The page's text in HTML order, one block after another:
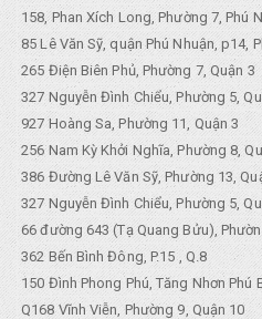
158, Phan Xích Long, Phường 7, Phú
85 Lê Văn Sỹ, quận Phú Nhuận, p14,
265 Điện Biên Phủ, Phường 7, Quận 3
327 Nguyễn Đình Chiểu, Phường 5,
927 Hoàng Sa, Phường 11, Quận 3
256 Nam Kỳ Khởi Nghĩa, Phường 8,
386 Đường Lê Văn Sỹ, Phường 13,
327 Nguyễn Đình Chiểu, Phường 5,
66 đường 643 (Tạ Quang Bửu),
362 Bến Bình Đông, P.15 , Q.8
150 Đình Phong Phú, Tăng Nhơn Phú
Q168 Vĩnh Viễn, Phường 9, Quận 10